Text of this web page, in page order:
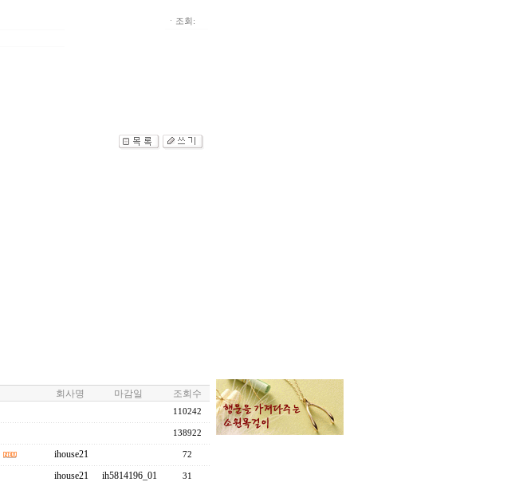
ㆍ조회:
회사명 마감일
조회수
110242
138922
ihouse21 72
ihouse21 ih5814196_01 31